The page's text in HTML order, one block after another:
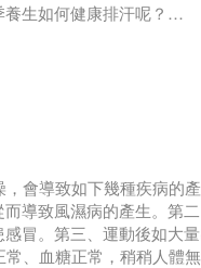
。最好是分多次飲水，
生如何健康排汗呢？
會導致如下幾種疾病的
導致風濕病的產生。第
冒。第三、運動後如大
、血糖正常，稍稍人體